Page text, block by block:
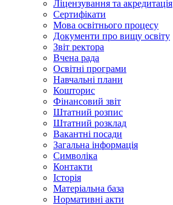
Ліцензування та акредитація
Сертифікати
Мова освітнього процесу
Документи про вищу освіту
Звіт ректора
Вчена рада
Освітні програми
Навчальні плани
Кошторис
Фінансовий звіт
Штатний розпис
Штатний розклад
Вакантні посади
Загальна інформація
Символіка
Контакти
Історія
Матеріальна база
Нормативні акти